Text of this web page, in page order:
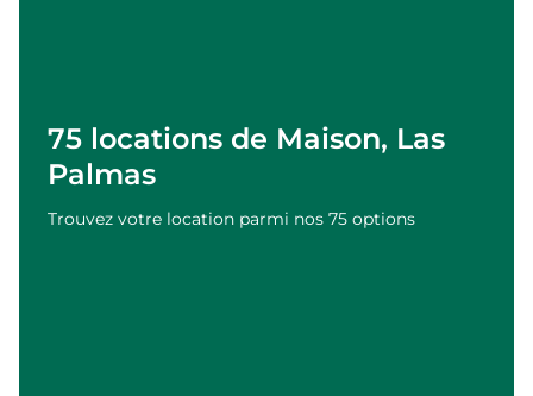
75 locations de Maison, Las
Palmas
Trouvez votre location parmi nos 75 options